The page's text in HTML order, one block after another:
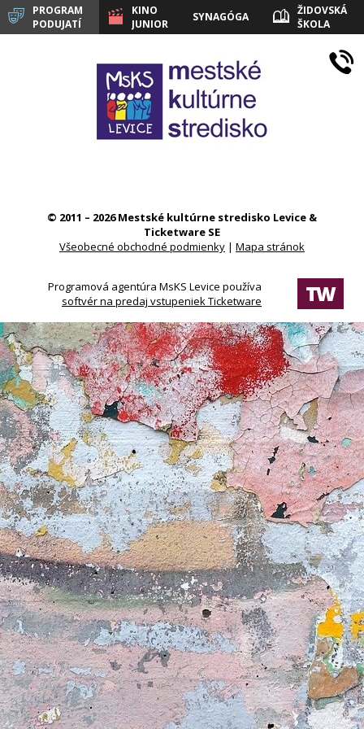
PROGRAM
PODUJATÍ
KINO
JUNIOR
SYNAGÓGA
ŽIDOVSKÁ
ŠKOLA
LEVICE
© 2011 – 2026 Mestské kultúrne stredisko Levice &
Ticketware SE
Všeobecné obchodné podmienky | Mapa stránok
Programová agentúra MsKS Levice používa
softvér na predaj vstupeniek Ticketware